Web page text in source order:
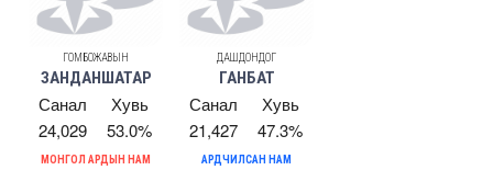
ГОМБОЖАВЫН
ЗАНДАНШАТАР
Санал
Хувь
24,029
53.0%
МОНГОЛ АРДЫН НАМ
ДАШДОНДОГ
ГАНБАТ
Санал
Хувь
21,427
47.3%
АРДЧИЛСАН НАМ